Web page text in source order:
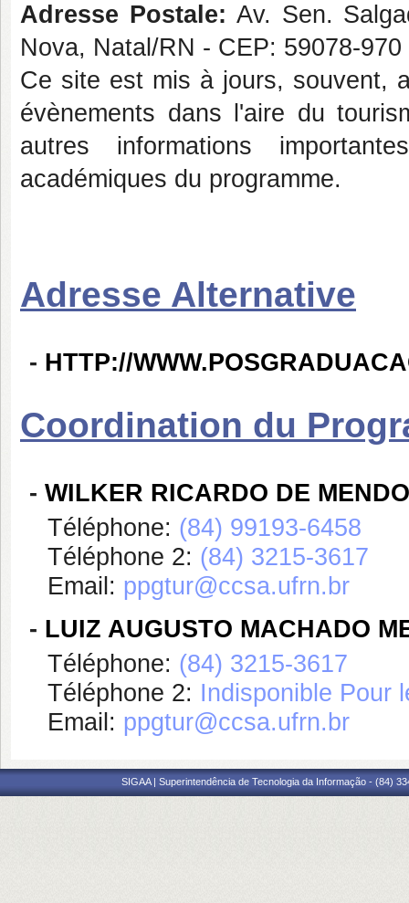
Adresse Postale: Av. Sen.
Nova, Natal/RN - CEP: 59078-970
Ce site est mis à jours, souvent,
évènements dans l'aire du
autres informations
académiques du programme.
Adresse Alternative
- HTTP://
Coordination du
- WILKER RICARDO DE
Téléphone: (84) 99193-6458
Téléphone 2: (84) 3215-3617
Email: ppgtur@ccsa.ufrn.br
- LUIZ AUGUSTO MACHADO
Téléphone: (84) 3215-3617
Téléphone 2: Indisponible Pour
Email: ppgtur@ccsa.ufrn.br
SIGAA | Superintendência de Tecnologia da Informação - (84)